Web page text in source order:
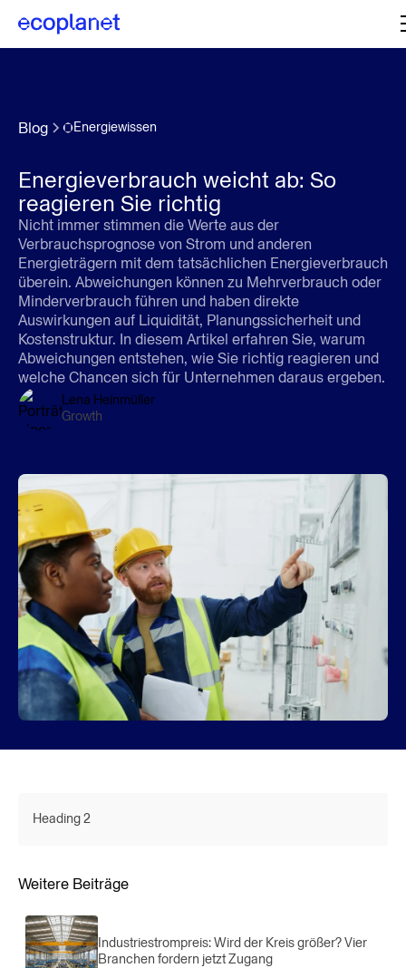
Blog Energiewissen
Energieverbrauch weicht ab: So
reagieren Sie richtig
Nicht immer stimmen die Werte aus der
Verbrauchsprognose von Strom und anderen
Energieträgern mit dem tatsächlichen Energieverbrauch
überein. Abweichungen können zu Mehrverbrauch oder
Minderverbrauch führen und haben direkte
Auswirkungen auf Liquidität, Planungssicherheit und
Kostenstruktur. In diesem Artikel erfahren Sie, warum
Abweichungen entstehen, wie Sie richtig reagieren und
welche Chancen sich für Unternehmen daraus ergeben.
Lena Heinmüller
Growth
Heading 2
Weitere Beiträge
Industriestrompreis: Wird der Kreis größer? Vier
Branchen fordern jetzt Zugang